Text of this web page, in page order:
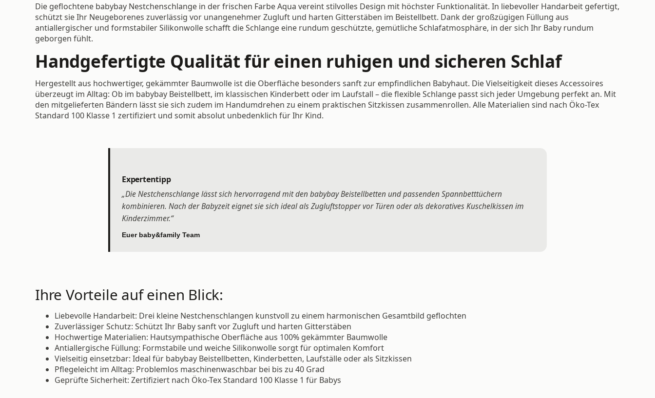
Die geflochtene babybay Nestchenschlange in der frischen Farbe Aqua vereint stilvolles Design mit höchster Funktionalität. In liebevoller Handarbeit gefertigt,
schützt sie Ihr Neugeborenes zuverlässig vor unangenehmer Zugluft und harten Gitterstäben im Beistellbett. Dank der großzügigen Füllung aus
antiallergischer und formstabiler Silikonwolle schafft die Schlange eine rundum geschützte, gemütliche Schlafatmosphäre, in der sich Ihr Baby rundum
geborgen fühlt.
Handgefertigte Qualität für einen ruhigen und sicheren Schlaf
Hergestellt aus hochwertiger, gekämmter Baumwolle ist die Oberfläche besonders sanft zur empfindlichen Babyhaut. Die Vielseitigkeit dieses Accessoires
überzeugt im Alltag: Ob im babybay Beistellbett, im klassischen Kinderbett oder im Laufstall – die flexible Schlange passt sich jeder Umgebung perfekt an. Mit
den mitgelieferten Bändern lässt sie sich zudem im Handumdrehen zu einem praktischen Sitzkissen zusammenrollen. Alle Materialien sind nach Öko-Tex
Standard 100 Klasse 1 zertifiziert und somit absolut unbedenklich für Ihr Kind.
Expertentipp
„Die Nestchenschlange lässt sich hervorragend mit den babybay Beistellbetten und passenden Spannbetttüchern
kombinieren. Nach der Babyzeit eignet sie sich ideal als Zugluftstopper vor Türen oder als dekoratives Kuschelkissen im
Kinderzimmer.“
Euer baby&family Team
Ihre Vorteile auf einen Blick:
Liebevolle Handarbeit: Drei kleine Nestchenschlangen kunstvoll zu einem harmonischen Gesamtbild geflochten
Zuverlässiger Schutz: Schützt Ihr Baby sanft vor Zugluft und harten Gitterstäben
Hochwertige Materialien: Hautsympathische Oberfläche aus 100% gekämmter Baumwolle
Antiallergische Füllung: Formstabile und weiche Silikonwolle sorgt für optimalen Komfort
Vielseitig einsetzbar: Ideal für babybay Beistellbetten, Kinderbetten, Laufställe oder als Sitzkissen
Pflegeleicht im Alltag: Problemlos maschinenwaschbar bei bis zu 40 Grad
Geprüfte Sicherheit: Zertifiziert nach Öko-Tex Standard 100 Klasse 1 für Babys